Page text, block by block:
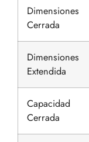
Dimensiones
Cerrada
Dimensiones
Extendida
Capacidad
Cerrada